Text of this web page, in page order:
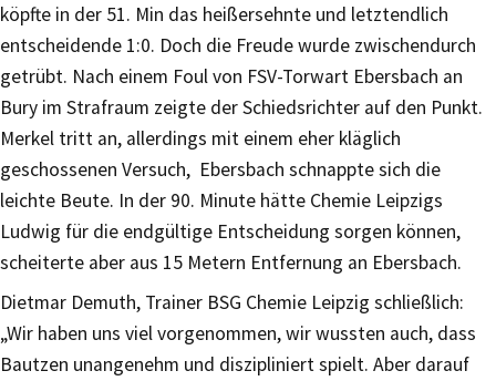
köpfte in der 51. Min das heißersehnte und letztendlich
entscheidende 1:0. Doch die Freude wurde zwischendurch
getrübt. Nach einem Foul von FSV-Torwart Ebersbach an
Bury im Strafraum zeigte der Schiedsrichter auf den Punkt.
Merkel tritt an, allerdings mit einem eher kläglich
geschossenen Versuch, Ebersbach schnappte sich die
leichte Beute. In der 90. Minute hätte Chemie Leipzigs
Ludwig für die endgültige Entscheidung sorgen können,
scheiterte aber aus 15 Metern Entfernung an Ebersbach.
Dietmar Demuth, Trainer BSG Chemie Leipzig schließlich:
„Wir haben uns viel vorgenommen, wir wussten auch, dass
Bautzen unangenehm und diszipliniert spielt. Aber darauf